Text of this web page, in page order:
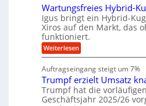
n
g
u
n
g
e
n
d
M
a
s
c
h
i
e
n
b
a
u
g
k
r
e
i
s
a
u
f
e
l
s
c
h
i
e
e
n
f
ü
Wartungsfreies Hybrid-
Igus bringt ein Hybrid-
Xiros auf den Markt, das
funktioniert.
Weiterlesen:
W
r
t
u
n
Auftragseingang steigt um 7%
Trumpf erzielt Umsatz
Trumpf hat die
Geschäftsjahr 2025/26